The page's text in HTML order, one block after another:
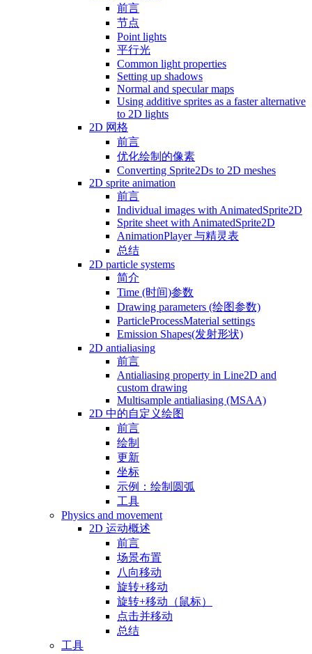
前言
节点
Point lights
平行光
Common light properties
Setting up shadows
Normal and specular maps
Using additive sprites as a faster alternative
to 2D lights
2D 网格
前言
优化绘制的像素
Converting Sprite2Ds to 2D meshes
2D sprite animation
前言
Individual images with AnimatedSprite2D
Sprite sheet with AnimatedSprite2D
AnimationPlayer 与精灵表
总结
2D particle systems
简介
Time (时间)参数
Drawing parameters (绘图参数)
ParticleProcessMaterial settings
Emission Shapes(发射形状)
2D antialiasing
前言
Antialiasing property in Line2D and
custom drawing
Multisample antialiasing (MSAA)
2D 中的自定义绘图
前言
绘制
更新
坐标
示例：绘制圆弧
工具
Physics and movement
2D 运动概述
前言
场景布置
八向移动
旋转+移动
旋转+移动（鼠标）
点击并移动
总结
工具